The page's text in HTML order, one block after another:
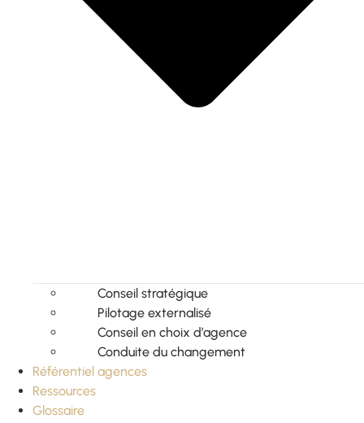
Conseil stratégique
Pilotage externalisé
Conseil en choix d’agence
Conduite du changement
Référentiel agences
Ressources
Glossaire